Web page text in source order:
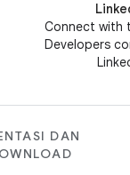
Connect with
Developers
DAN